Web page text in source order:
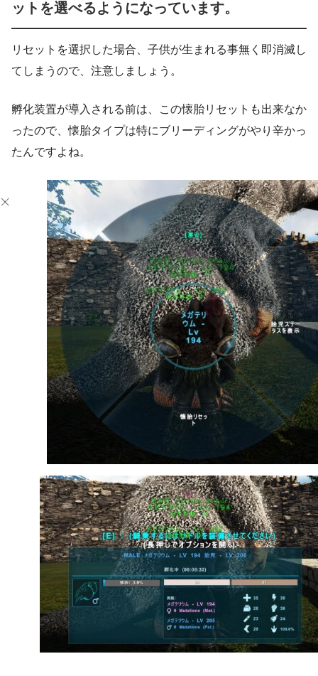
ットを選べるようになっています。
リセットを選択した場合、子供が生まれる事無く即消滅し
てしまうので、注意しましょう。
孵化装置が導入される前は、この懐胎リセットも出来なか
ったので、懐胎タイプは特にブリーディングがやり辛かっ
たんですよね。